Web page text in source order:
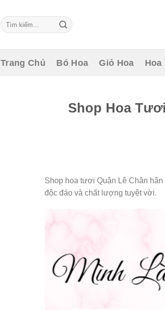
Tìm
kiếm:
Trang Chủ Bó Hoa Giỏ Hoa Hoa
Shop Hoa
Shop hoa tươi Quận Lê Chân
độc đáo và chất lượng tuyệt vời.